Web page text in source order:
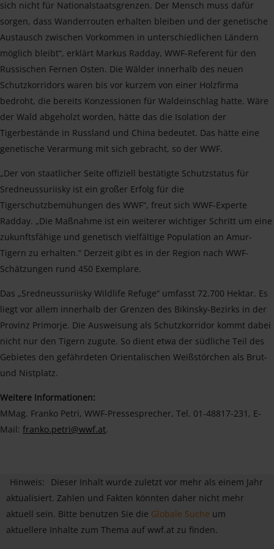
sich nicht für Nationalstaatsgrenzen. Der Mensch muss dafür
sorgen, dass Wanderrouten erhalten bleiben und der genetische
Austausch zwischen Vorkommen in unterschiedlichen Ländern
möglich bleibt“, erklärt Markus Radday, WWF-Referent für den
Russischen Fernen Osten. Die Wälder innerhalb des neuen
Schutzkorridors waren bis vor kurzem von einer Holzfirma
bedroht, die bereits Konzessionen für Waldeinschlag hatte. Wäre
der Wald abgeholzt worden, hätte das die Isolation der
Tigerbestände in Russland und China bedeutet. Das hätte eine
genetische Verarmung mit sich gebracht, so der WWF.
„Der von staatlicher Seite offiziell bestätigte Schutzstatus für
Sredneussuriisky ist ein großer Erfolg für die
Tigerschutzbemühungen des WWF“, freut sich WWF-Experte
Radday. „Die Maßnahme ist ein weiterer wichtiger Schritt um eine
zukunftsfähige und genetisch vielfältige Population an Amur-
Tigern zu erhalten.“ Derzeit gibt es in der Region nach WWF-
Schätzungen rund 450 Exemplare.
Das „Sredneussuriisky Wildlife Refuge“ umfasst 72.700 Hektar. Es
liegt vor allem innerhalb der Grenzen des Bikinsky-Bezirks in der
Provinz Primorje. Die Ausweisung als Schutzkorridor kommt dabei
nicht nur den Tigern zugute. So dient etwa der südliche Teil des
Gebietes den gefährdeten Orientalischen Weißstörchen als Brut-
und Nistplatz.
Weitere Informationen:
MMag. Franko Petri, WWF-Pressesprecher, Tel. 01-48817-231, E-
Mail: franko.petri@wwf.at.
Hinweis:
Dieser Inhalt wurde zuletzt vor mehr als einem Jahr
aktualisiert. Zahlen und Fakten könnten daher nicht mehr
aktuell sein. Bitte benutzen Sie die Globale Suche um
aktuellere Inhalte zum Thema auf wwf.at zu finden.